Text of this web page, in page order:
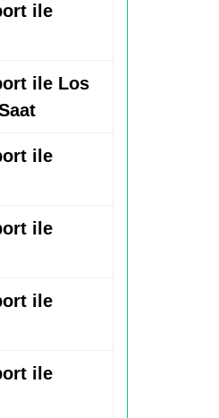
ile
ile Los
ile
ile
ile
ile